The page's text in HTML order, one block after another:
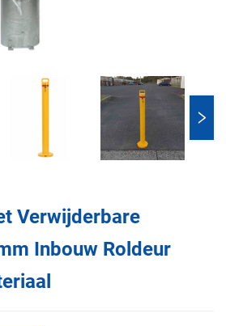
Verwijderbare
Inbouw Roldeur